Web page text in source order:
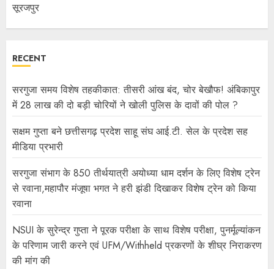
सूरजपुर
RECENT
सरगुजा समय विशेष तहकीकात: तीसरी आंख बंद, चोर बेखौफ! अंबिकापुर
में 28 लाख की दो बड़ी चोरियों ने खोली पुलिस के दावों की पोल ?
सक्षम गुप्ता बने छत्तीसगढ़ प्रदेश साहू संघ आई.टी. सेल के प्रदेश सह
मीडिया प्रभारी
सरगुजा संभाग के 850 तीर्थयात्री अयोध्या धाम दर्शन के लिए विशेष ट्रेन
से रवाना,महापौर मंजूषा भगत ने हरी झंडी दिखाकर विशेष ट्रेन को किया
रवाना
NSUI के सुरेन्द्र गुप्ता ने पूरक परीक्षा के साथ विशेष परीक्षा, पुनर्मूल्यांकन
के परिणाम जारी करने एवं UFM/Withheld प्रकरणों के शीघ्र निराकरण
की मांग की